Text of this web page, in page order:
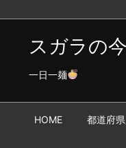
スガラの
一日一麺
HOME 都道府